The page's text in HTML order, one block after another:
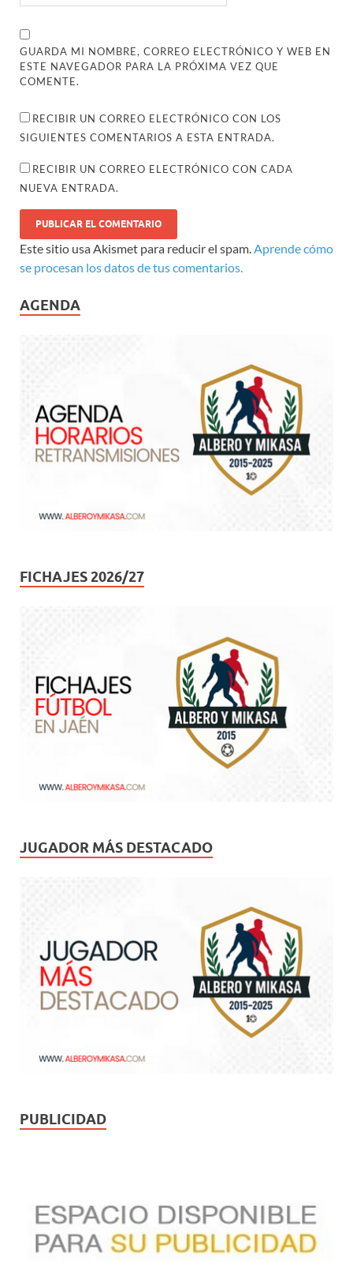
GUARDA MI NOMBRE, CORREO ELECTRÓNICO Y WEB EN
ESTE NAVEGADOR PARA LA PRÓXIMA VEZ QUE
COMENTE.
RECIBIR UN CORREO ELECTRÓNICO CON LOS
SIGUIENTES COMENTARIOS A ESTA ENTRADA.
RECIBIR UN CORREO ELECTRÓNICO CON CADA
NUEVA ENTRADA.
Este sitio usa Akismet para reducir el spam.Aprende cómo
se procesan los datos de tus comentarios.
AGENDA
FICHAJES 2026/27
JUGADOR MÁS DESTACADO
PUBLICIDAD